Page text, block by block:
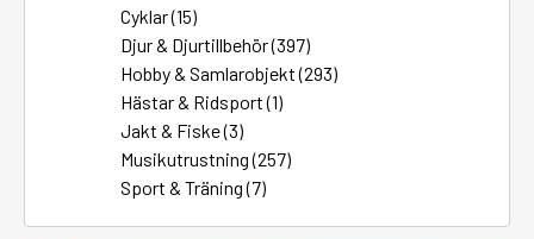
Cyklar (15)
Djur & Djurtillbehör (397)
Hobby & Samlarobjekt (293)
Hästar & Ridsport (1)
Jakt & Fiske (3)
Musikutrustning (257)
Sport & Träning (7)